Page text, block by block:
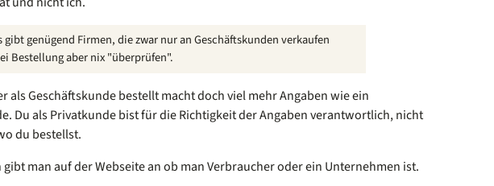
gibt genügend Firmen, die zwar nur an Geschäftskunden verkaufen
Bestellung aber nix "überprüfen".
als Geschäftskunde bestellt macht doch viel mehr Angaben wie ein
Du als Privatkunde bist für die Richtigkeit der Angaben verantwortlich, nicht
du bestellst.
gibt man auf der Webseite an ob man Verbraucher oder ein Unternehmen ist.